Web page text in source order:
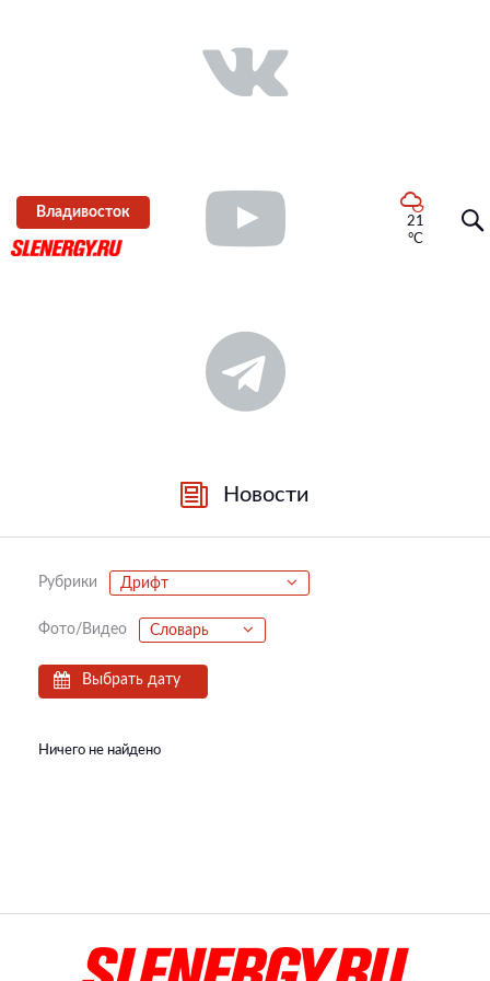
Владивосток
21
°C
Новости
Рубрики Дрифт
Фото/Видео Словарь
Выбрать дату
Ничего не найдено